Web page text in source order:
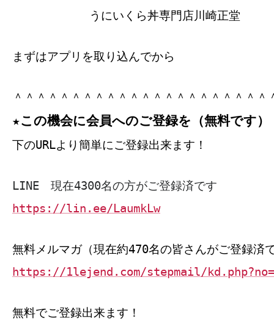
うにいくら丼専門店川崎正堂
まずはアプリを取り込んでから
＾＾＾＾＾＾＾＾＾＾＾＾＾＾＾＾＾＾＾＾＾
★この機会に会員へのご登録を（無料です）
下のURLより簡単にご登録出来ます！
LINE 現在4300名の方がご登録済です
https://lin.ee/LaumkLw
無料メルマガ（現在約470名の皆さんがご登録済
https://1lejend.com/stepmail/
無料でご登録出来ます！